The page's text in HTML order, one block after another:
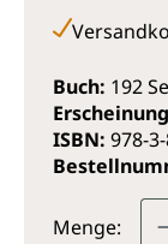
Buch: 192
ISBN: 978-
Menge: